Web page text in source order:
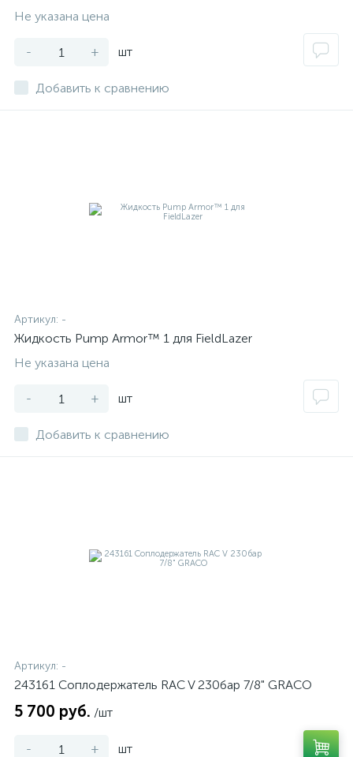
Не указана цена
- + шт
Добавить к сравнению
Артикул: -
Жидкость Pump Armor™ 1 для FieldLazer
Не указана цена
- + шт
Добавить к сравнению
Артикул: -
243161 Соплодержатель RAC V 230бар 7/8" GRACO
5 700 руб. /шт
- + шт